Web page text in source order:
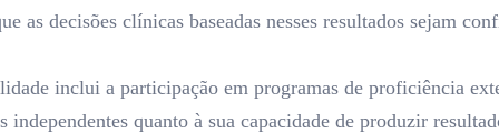
as decisões clínicas baseadas nesses resultados sejam
inclui a participação em programas de proficiência
independentes quanto à sua capacidade de produzir